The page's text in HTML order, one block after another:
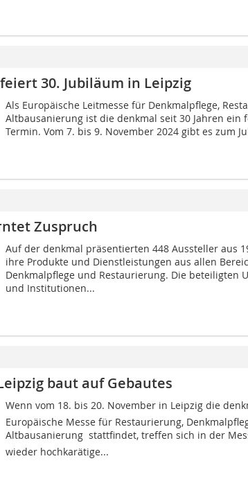
30. Jubiläum in Leipzig
Als Europäische Leitmesse für Denkmalpflege,
Altbausanierung ist die denkmal seit 30 Jahren ein
Termin. Vom 7. bis 9. November 2024 gibt es zum
Zuspruch
Auf der denkmal präsentierten 448 Aussteller aus
ihre Produkte und Dienstleistungen aus allen
Denkmalpflege und Restaurierung. Die beteiligten
und Institutionen...
baut auf Gebautes
Wenn vom 18. bis 20. November in Leipzig die
Europäische Messe für Restaurierung,
Altbausanierung  stattfindet, treffen sich in der
wieder hochkarätige...